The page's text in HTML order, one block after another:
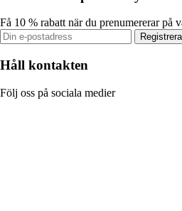
Få 10 % rabatt när du prenumererar på
Håll kontakten
Följ oss på sociala medier